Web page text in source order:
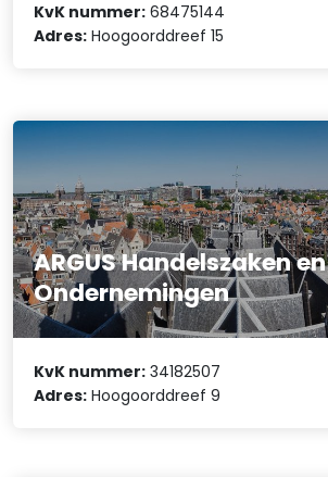
KvK nummer: 68475144
Adres: Hoogoorddreef 15
ARGUS Handelszaken en
Ondernemingen
KvK nummer: 34182507
Adres: Hoogoorddreef 9